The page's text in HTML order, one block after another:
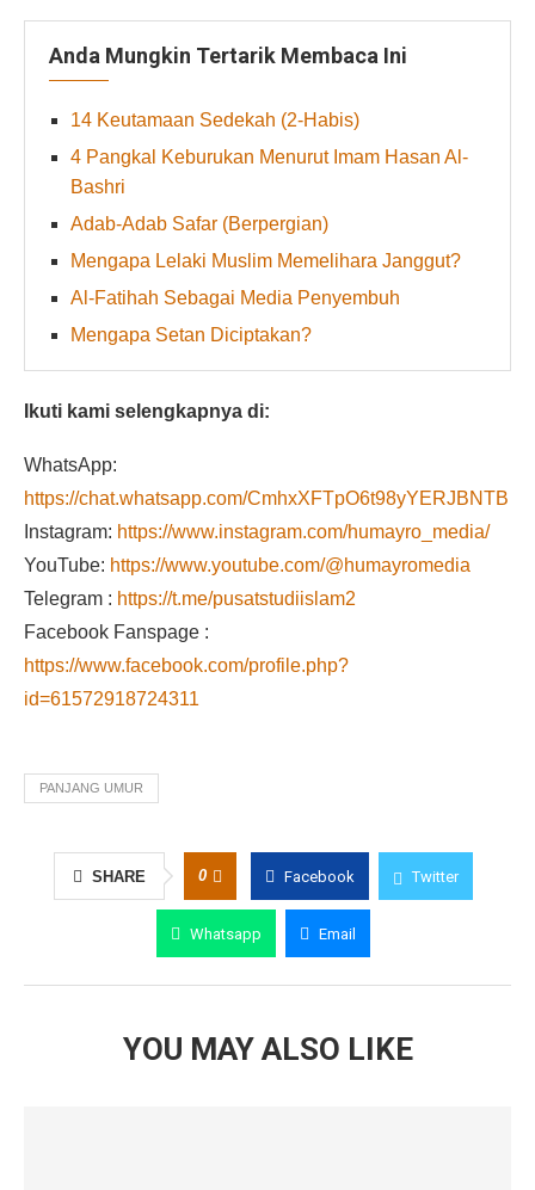
Anda Mungkin Tertarik Membaca Ini
14 Keutamaan Sedekah (2-Habis)
4 Pangkal Keburukan Menurut Imam Hasan Al-
Bashri
Adab-Adab Safar (Berpergian)
Mengapa Lelaki Muslim Memelihara Janggut?
Al-Fatihah Sebagai Media Penyembuh
Mengapa Setan Diciptakan?
Ikuti kami selengkapnya di:
WhatsApp:
https://chat.whatsapp.com/CmhxXFTpO6t98yYERJBNTB
Instagram: https://www.instagram.com/humayro_media/
YouTube: https://www.youtube.com/@humayromedia
Telegram : https://t.me/pusatstudiislam2
Facebook Fanspage :
https://www.facebook.com/profile.php?
id=61572918724311
PANJANG UMUR
SHARE 0 Facebook Twitter
Whatsapp Email
YOU MAY ALSO LIKE